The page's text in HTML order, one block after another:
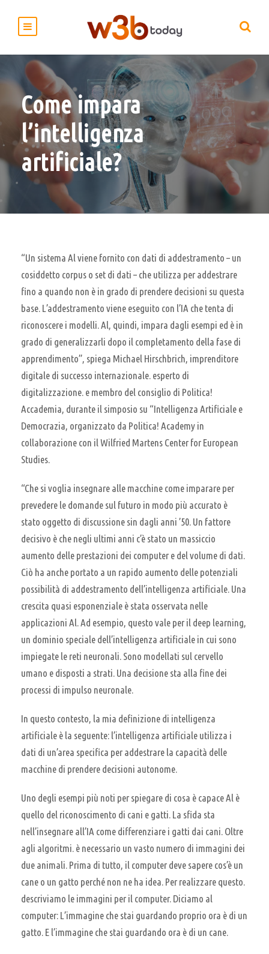
Come impara
l’intelligenza
artificiale?
“Un sistema Al viene fornito con dati di addestramento – un
cosiddetto corpus o set di dati – che utilizza per addestrare
fino a quando non è in grado di prendere decisioni su questa
base. L’addestramento viene eseguito con l’IA che tenta di
riconoscere i modelli. Al, quindi, impara dagli esempi ed è in
grado di generalizzarli dopo il completamento della fase di
apprendimento”, spiega Michael Hirschbrich, imprenditore
digitale di successo internazionale. esperto di
digitalizzazione. e membro del consiglio di Politica!
Accademia, durante il simposio su “Intelligenza Artificiale e
Democrazia, organizzato da Politica! Academy in
collaborazione con il Wilfried Martens Center for European
Studies.
“Che si voglia insegnare alle macchine come imparare per
prevedere le domande sul futuro in modo più accurato è
stato oggetto di discussione sin dagli anni ’50. Un fattore
decisivo è che negli ultimi anni c’è stato un massiccio
aumento delle prestazioni dei computer e del volume di dati.
Ciò ha anche portato a un rapido aumento delle potenziali
possibilità di addestramento dell’intelligenza artificiale. Una
crescita quasi esponenziale è stata osservata nelle
applicazioni Al. Ad esempio, questo vale per il deep learning,
un dominio speciale dell’intelligenza artificiale in cui sono
impiegate le reti neuronali. Sono modellati sul cervello
umano e disposti a strati. Una decisione sta alla fine dei
processi di impulso neuronale.
In questo contesto, la mia definizione di intelligenza
artificiale è la seguente: l’intelligenza artificiale utilizza i
dati di un’area specifica per addestrare la capacità delle
macchine di prendere decisioni autonome.
Uno degli esempi più noti per spiegare di cosa è capace Al è
quello del riconoscimento di cani e gatti. La sfida sta
nell’insegnare all’IA come differenziare i gatti dai cani. Oltre
agli algoritmi. è necessario un vasto numero di immagini dei
due animali. Prima di tutto, il computer deve sapere cos’è un
cane o un gatto perché non ne ha idea. Per realizzare questo.
descriviamo le immagini per il computer. Diciamo al
computer: L’immagine che stai guardando proprio ora è di un
gatto. E l’immagine che stai guardando ora è di un cane.